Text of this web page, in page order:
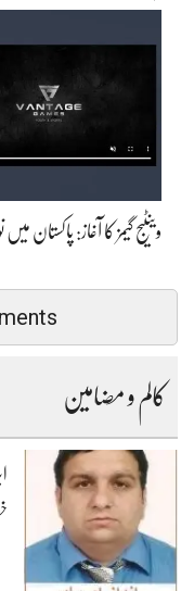
وینٹیج گیمز کا آغاز: پاکستان
کالم و مضامین